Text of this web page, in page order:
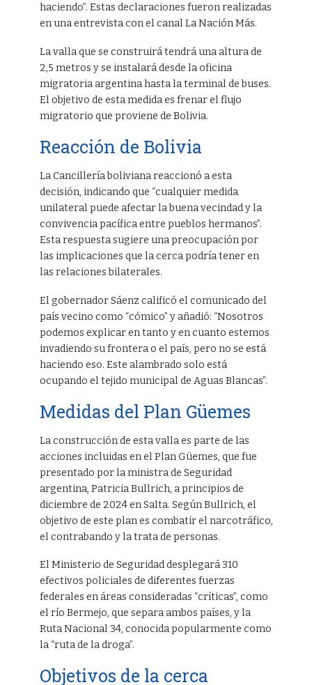
haciendo”. Estas declaraciones fueron realizadas
en una entrevista con el canal La Nación Más.
La valla que se construirá tendrá una altura de
2,5 metros y se instalará desde la oficina
migratoria argentina hasta la terminal de buses.
El objetivo de esta medida es frenar el flujo
migratorio que proviene de Bolivia.
Reacción de Bolivia
La Cancillería boliviana reaccionó a esta
decisión, indicando que “cualquier medida
unilateral puede afectar la buena vecindad y la
convivencia pacífica entre pueblos hermanos”.
Esta respuesta sugiere una preocupación por
las implicaciones que la cerca podría tener en
las relaciones bilaterales.
El gobernador Sáenz calificó el comunicado del
país vecino como “cómico” y añadió: “Nosotros
podemos explicar en tanto y en cuanto estemos
invadiendo su frontera o el país, pero no se está
haciendo eso. Este alambrado solo está
ocupando el tejido municipal de Aguas Blancas”.
Medidas del Plan Güemes
La construcción de esta valla es parte de las
acciones incluidas en el Plan Güemes, que fue
presentado por la ministra de Seguridad
argentina, Patricia Bullrich, a principios de
diciembre de 2024 en Salta. Según Bullrich, el
objetivo de este plan es combatir el narcotráfico,
el contrabando y la trata de personas.
El Ministerio de Seguridad desplegará 310
efectivos policiales de diferentes fuerzas
federales en áreas consideradas “críticas”, como
el río Bermejo, que separa ambos países, y la
Ruta Nacional 34, conocida popularmente como
la “ruta de la droga”.
Objetivos de la cerca